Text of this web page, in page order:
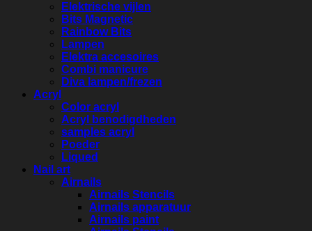
Elektrische vijlen
Bits Magnetic
Rainbow Bits
Lampen
Elektra accesoires
Combi manicure
Diva lampen/frezen
Acryl
Color acryl
Acryl benodigdheden
samples acryl
Poeder
Liqued
Nail art
Airnails
Airnails Stencils
Airnails apparatuur
Airnails paint